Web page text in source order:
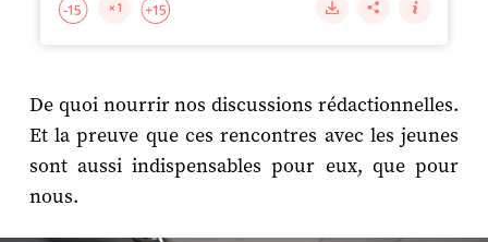
De quoi nourrir nos discussions rédactionnelles.
Et la preuve que ces rencontres avec les jeunes
sont aussi indispensables pour eux, que pour
nous.